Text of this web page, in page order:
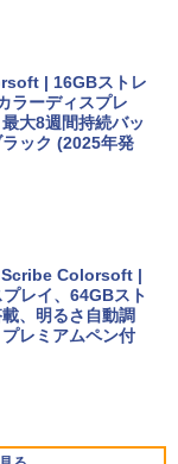
HP ノートパソコ
メモリ 512GB
K3 (MS 365 P
/Win 11/15.6型/
ホワイト) FM
2,000 Robux 【限
| オンライ
& CSSとWe
カタログ: 本体ハ
ュレータ紹介
| 16GBストレ
ラーディスプレ
大8週間持続バッ
ック (2025年発
Colorsoft |
レイ、64GBスト
、明るさ自動調
レミアムペン付